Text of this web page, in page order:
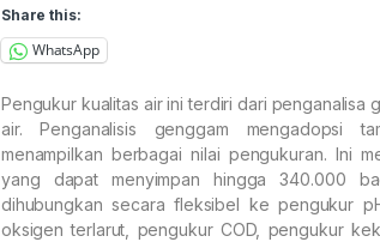
Share this:
WhatsApp
Pengukur kualitas air ini terdiri dari penganalisa
air. Penganalisis genggam mengadopsi
menampilkan berbagai nilai pengukuran. Ini
yang dapat menyimpan hingga 340.000
dihubungkan secara fleksibel ke pengukur
oksigen terlarut, pengukur COD, pengukur